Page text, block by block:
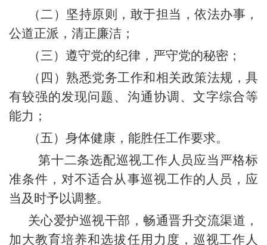
（二）坚持原则，敢于担当，依法办事，
公道正派，清正廉洁；
（三）遵守党的纪律，严守党的秘密；
（四）熟悉党务工作和相关政策法规，具
有较强的发现问题、沟通协调、文字综合等
能力；
（五）身体健康，能胜任工作要求。
第十二条选配巡视工作人员应当严格标
准条件，对不适合从事巡视工作的人员，应
当及时予以调整。
关心爱护巡视干部，畅通晋升交流渠道，
加大教育培养和选拔任用力度，巡视工作人